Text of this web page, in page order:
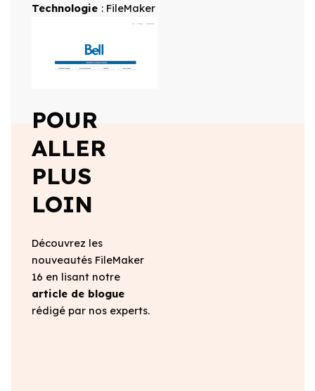
Technologie : FileMaker
POUR
ALLER
PLUS
LOIN
Découvrez les
nouveautés FileMaker
16 en lisant notre
article de blogue
rédigé par nos experts.